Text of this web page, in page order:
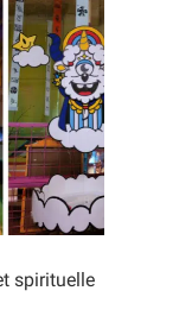
spirituelle